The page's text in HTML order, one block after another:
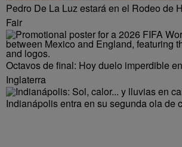
Pedro De La Luz estará en el Rodeo de
Fair
Octavos de final: Hoy duelo imperdible
Inglaterra
Indianápolis entra en su segunda ola de